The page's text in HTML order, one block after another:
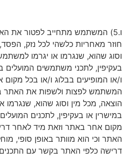
ו.5) המשתמש מתחייב לפטור את
חוזר מאחריות כלשהי לכל נזק,
וסוג שהוא, שנגרמו או יגרמו
ו/או המופיעים בבלוג ו/או בכל
המשתמש לפצות ולשפות את האתר
הוצאה, מכל מין וסוג שהוא, שנגרמו
במישרין או בעקיפין, לתכנים
מקום אחר באתר וזאת מיד לאחר
האתר וכי הוא מוותר באופן סופי,
דרישה כלפי האתר בקשר עם